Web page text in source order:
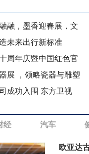
融，墨香迎春展，文
未来出行新标准
周年庆暨中国红色官
展 ，领略瓷器与雕塑
成功入围 东方卫视
经 汽车
欧亚达